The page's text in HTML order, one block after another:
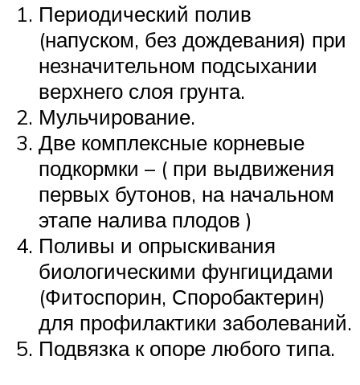
Периодический полив
(напуском, без дождевания) при
незначительном подсыхании
верхнего слоя грунта.
Мульчирование.
Две комплексные корневые
подкормки – ( при выдвижения
первых бутонов, на начальном
этапе налива плодов )
Поливы и опрыскивания
биологическими фунгицидами
(Фитоспорин, Споробактерин)
для профилактики заболеваний.
Подвязка к опоре любого типа.